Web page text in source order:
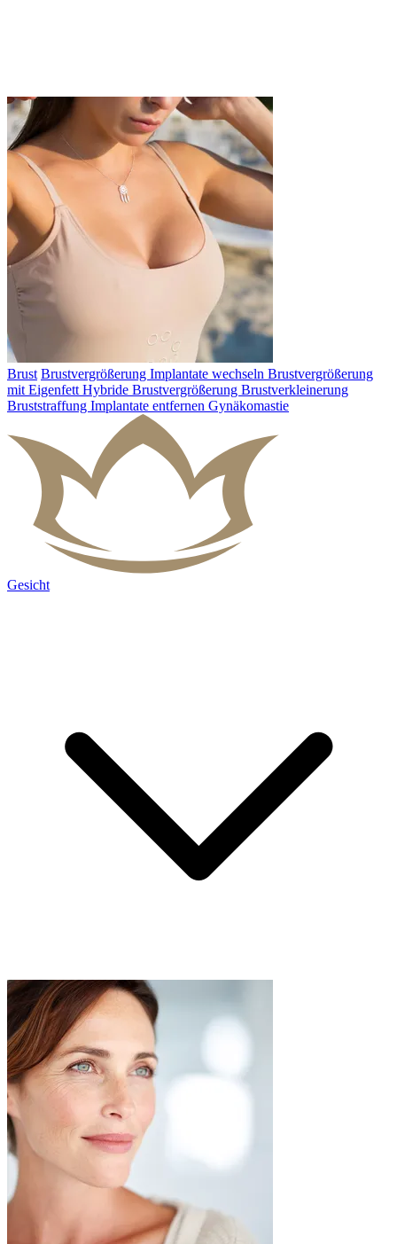
Brust Brustvergrößerung Implantate wechseln Brustvergrößerung
mit Eigenfett Hybride Brustvergrößerung Brustverkleinerung
Bruststraffung Implantate entfernen Gynäkomastie
Gesicht